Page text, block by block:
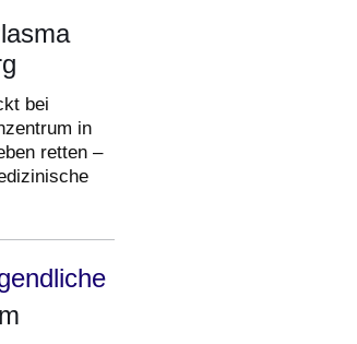
bei
in
retten –